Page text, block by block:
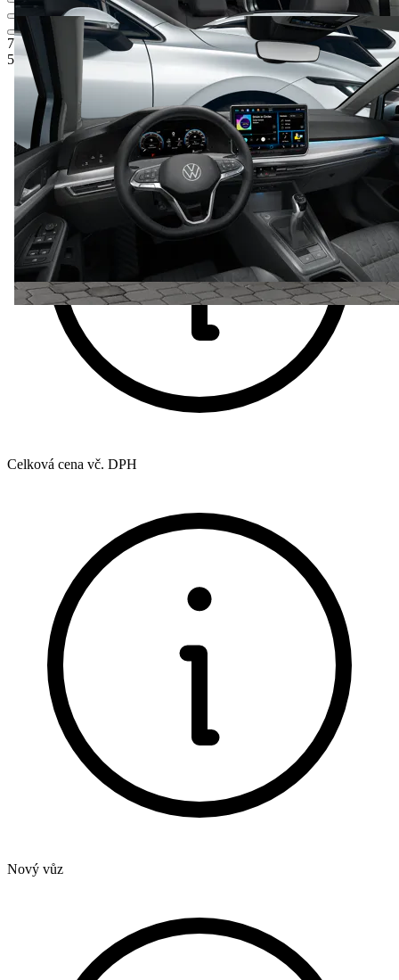
731 900 Kč
Ceníková cena
581 900 Kč
Celková cena vč. DPH
Nový vůz